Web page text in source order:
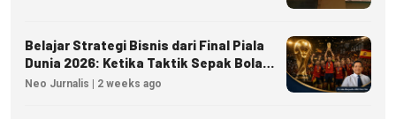
Belajar Strategi Bisnis dari Final Piala
Dunia 2026: Ketika Taktik Sepak Bola
Menjadi Inspirasi Kesuksesan Bisnis
Neo Jurnalis | 2 weeks ago